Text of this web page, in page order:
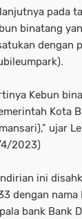
pada
binatang
dengan
Kebun
Kota
ujar
2023)
ini
dengan
bank Bank